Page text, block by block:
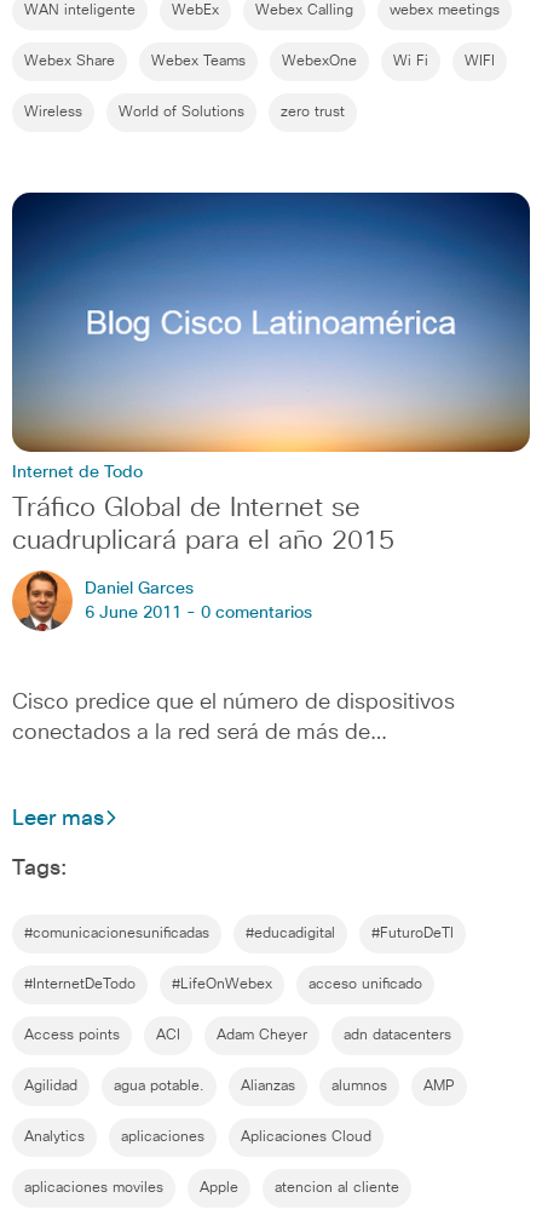
WAN inteligente WebEx Webex Calling webex meetings
Webex Share Webex Teams WebexOne Wi Fi WIFI
Wireless World of Solutions zero trust
Internet de Todo
Tráfico Global de Internet se
cuadruplicará para el año 2015
Daniel Garces
6 June 2011 - 0 comentarios
Cisco predice que el número de dispositivos
conectados a la red será de más de…
Leer mas
Tags:
#comunicacionesunificadas #educadigital #FuturoDeTI
#InternetDeTodo #LifeOnWebex acceso unificado
Access points ACI Adam Cheyer adn datacenters
Agilidad agua potable. Alianzas alumnos AMP
Analytics aplicaciones Aplicaciones Cloud
aplicaciones moviles Apple atencion al cliente